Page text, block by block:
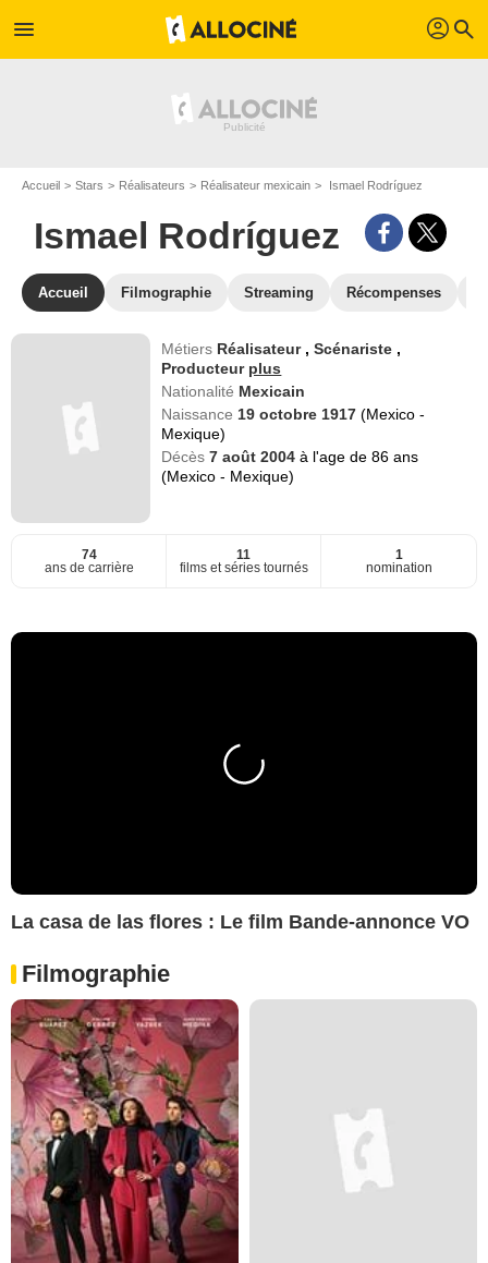
menu profil search
Accueil Stars Réalisateurs Réalisateur mexicain Ismael Rodríguez
Ismael Rodríguez
Accueil Filmographie Streaming Récompenses
Métiers Réalisateur ,Scénariste ,
Producteur plus
Nationalité Mexicain
Naissance 19 octobre 1917(Mexico -
Mexique)
Décès7 août 2004à l'age de 86 ans
(Mexico - Mexique)
74
ans de carrière
11
films et séries tournés
1
nomination
La casa de las flores : Le film Bande-annonce VO
Filmographie